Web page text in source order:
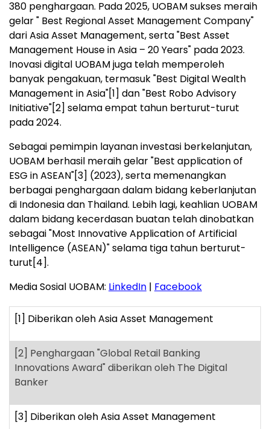
380 penghargaan. Pada 2025, UOBAM sukses meraih
gelar " Best Regional Asset Management Company"
dari Asia Asset Management, serta "Best Asset
Management House in Asia – 20 Years" pada 2023.
Inovasi digital UOBAM juga telah memperoleh
banyak pengakuan, termasuk "Best Digital Wealth
Management in Asia"[1] dan "Best Robo Advisory
Initiative"[2] selama empat tahun berturut-turut
pada 2024.
Sebagai pemimpin layanan investasi berkelanjutan,
UOBAM berhasil meraih gelar "Best application of
ESG in ASEAN"[3] (2023), serta memenangkan
berbagai penghargaan dalam bidang keberlanjutan
di Indonesia dan Thailand. Lebih lagi, keahlian UOBAM
dalam bidang kecerdasan buatan telah dinobatkan
sebagai "Most Innovative Application of Artificial
Intelligence (ASEAN)" selama tiga tahun berturut-
turut[4].
Media Sosial UOBAM: LinkedIn | Facebook
[1] Diberikan oleh Asia Asset Management
[2] Penghargaan "Global Retail Banking
Innovations Award" diberikan oleh The Digital
Banker
[3] Diberikan oleh Asia Asset Management